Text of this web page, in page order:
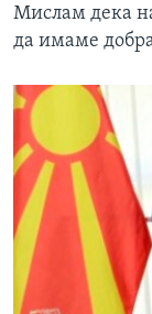
Мислам дека
да имаме